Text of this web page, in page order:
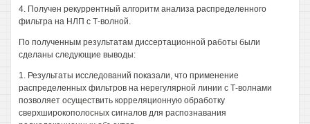
4. Получен рекуррентный алгоритм анализа распределенного
фильтра на НЛП с Т-волной.
По полученным результатам диссертационной работы были
сделаны следующие выводы:
1. Результаты исследований показали, что применение
распределенных фильтров на нерегулярной линии с Т-волнами
позволяет осуществить корреляционную обработку
сверхширокополосных сигналов для распознавания